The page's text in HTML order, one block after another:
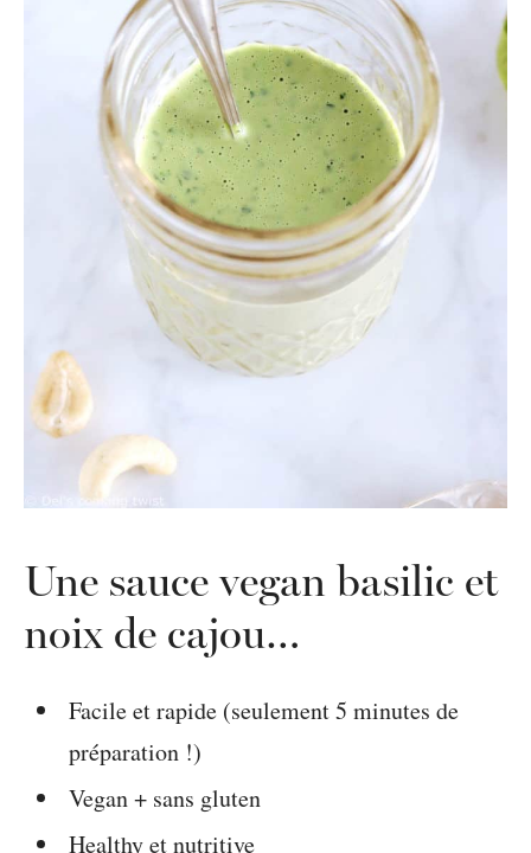
Une sauce vegan basilic et
noix de cajou…
Facile et rapide (seulement 5 minutes de
préparation !)
Vegan + sans gluten
Healthy et nutritive